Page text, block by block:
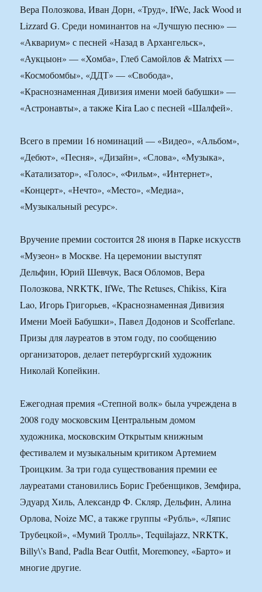
Вера Полозкова, Иван Дорн, «Труд», IfWe, Jack Wood и
Lizzard G. Среди номинантов на «Лучшую песню» —
«Аквариум» с песней «Назад в Архангельск»,
«Аукцыон» — «Хомба», Глеб Самойлов & Matrixx —
«Космобомбы», «ДДТ» — «Свобода»,
«Краснознаменная Дивизия имени моей бабушки» —
«Астронавты», а также Kira Lao с песней «Шалфей».
Всего в премии 16 номинаций — «Видео», «Альбом»,
«Дебют», «Песня», «Дизайн», «Слова», «Музыка»,
«Катализатор», «Голос», «Фильм», «Интернет»,
«Концерт», «Нечто», «Место», «Медиа»,
«Музыкальный ресурс».
Вручение премии состоится 28 июня в Парке искусств
«Музеон» в Москве. На церемонии выступят
Дельфин, Юрий Шевчук, Вася Обломов, Вера
Полозкова, NRKTK, IfWe, The Retuses, Chikiss, Kira
Lao, Игорь Григорьев, «Краснознаменная Дивизия
Имени Моей Бабушки», Павел Додонов и Scofferlane.
Призы для лауреатов в этом году, по сообщению
организаторов, делает петербургский художник
Николай Копейкин.
Ежегодная премия «Степной волк» была учреждена в
2008 году московским Центральным домом
художника, московским Открытым книжным
фестивалем и музыкальным критиком Артемием
Троицким. За три года существования премии ее
лауреатами становились Борис Гребенщиков, Земфира,
Эдуард Хиль, Александр Ф. Скляр, Дельфин, Алина
Орлова, Noize MC, а также группы «Рубль», «Ляпис
Трубецкой», «Мумий Тролль», Tequilajazz, NRKTK,
Billy\’s Band, Padla Bear Outfit, Moremoney, «Барто» и
многие другие.